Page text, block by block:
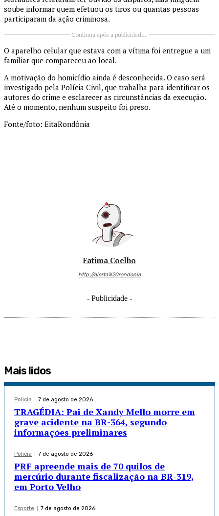
soube informar quem efetuou os tiros ou quantas pessoas
participaram da ação criminosa.
Continua após a publicidade..
O aparelho celular que estava com a vítima foi entregue a um
familiar que compareceu ao local.
A motivação do homicídio ainda é desconhecida. O caso será
investigado pela Polícia Civil, que trabalha para identificar os
autores do crime e esclarecer as circunstâncias da execução.
Até o momento, nenhum suspeito foi preso.
Fonte/foto: EitaRondônia
Fatima Coelho
http://alerta%20rondonia
- Publicidade -
Mais lidos
Policia 7 de agosto de 2026
TRAGÉDIA: Pai de Xandy Mello morre em
grave acidente na BR-364, segundo
informações preliminares
Policia 7 de agosto de 2026
PRF apreende mais de 70 quilos de
mercúrio durante fiscalização na BR-319,
em Porto Velho
Esporte 7 de agosto de 2026